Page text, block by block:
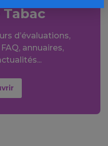
Tabac
d’évaluations,
annuaires,